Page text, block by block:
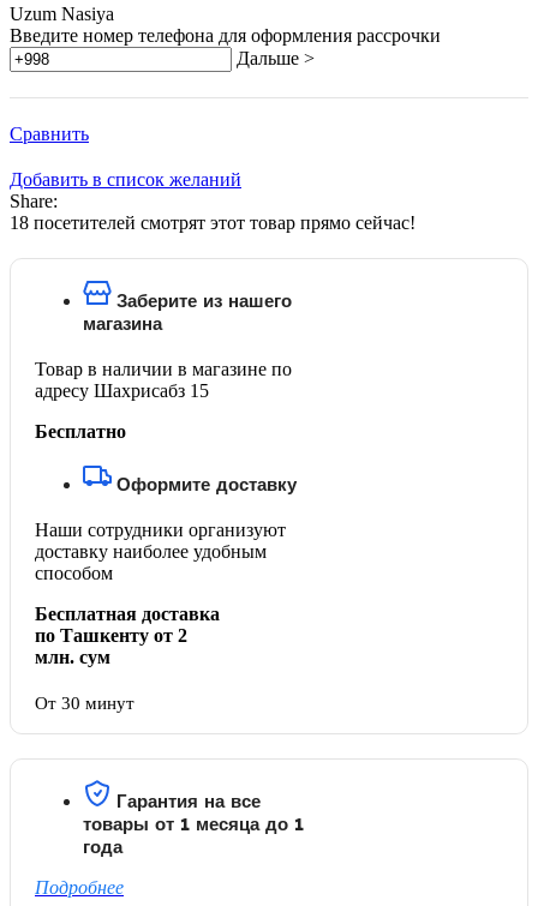
Uzum Nasiya
Введите номер телефона для оформления рассрочки
Дальше >
Сравнить
Добавить в список желаний
Share:
18 посетителей смотрят этот товар прямо сейчас!
Заберите из нашего
магазина
Товар в наличии в магазине по
адресу Шахрисабз 15
Бесплатно
Оформите доставку
Наши сотрудники организуют
доставку наиболее удобным
способом
Бесплатная доставка
по Ташкенту от 2
млн. сум
От 30 минут
Гарантия на все
товары от 1 месяца до 1
года
Подробнее